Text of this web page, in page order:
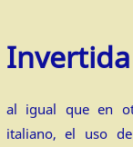
Invertida
al igual que en
italiano, el uso